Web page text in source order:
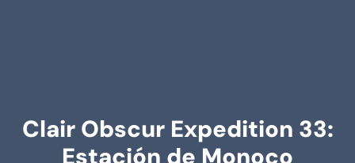
Clair Obscur Expedition 33:
Estación de Monoco